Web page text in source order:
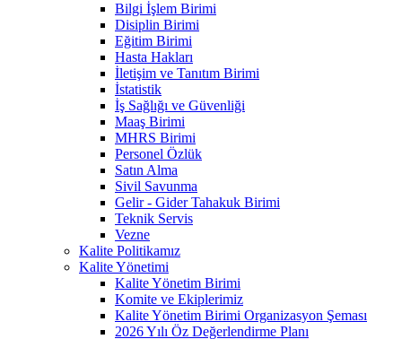
Bilgi İşlem Birimi
Disiplin Birimi
Eğitim Birimi
Hasta Hakları
İletişim ve Tanıtım Birimi
İstatistik
İş Sağlığı ve Güvenliği
Maaş Birimi
MHRS Birimi
Personel Özlük
Satın Alma
Sivil Savunma
Gelir - Gider Tahakuk Birimi
Teknik Servis
Vezne
Kalite Politikamız
Kalite Yönetimi
Kalite Yönetim Birimi
Komite ve Ekiplerimiz
Kalite Yönetim Birimi Organizasyon Şeması
2026 Yılı Öz Değerlendirme Planı